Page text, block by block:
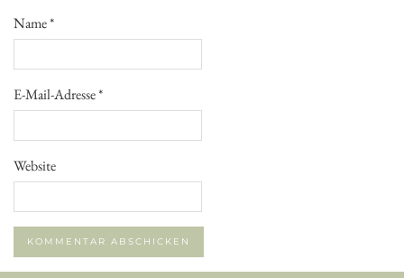
Name*
E-Mail-Adresse*
Website